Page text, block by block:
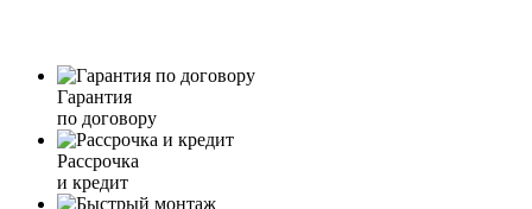
Гарантия
по договору
Рассрочка
и кредит